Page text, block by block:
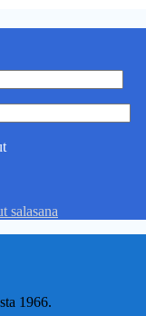
salasana
1966.